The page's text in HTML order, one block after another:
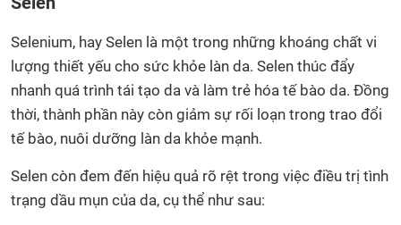
Selenium, hay Selen là một trong những khoáng chất vi
lượng thiết yếu cho sức khỏe làn da. Selen thúc đẩy
nhanh quá trình tái tạo da và làm trẻ hóa tế bào da. Đồng
thời, thành phần này còn giảm sự rối loạn trong trao đổi
tế bào, nuôi dưỡng làn da khỏe mạnh.
Selen còn đem đến hiệu quả rõ rệt trong việc điều trị tình
trạng dầu mụn của da, cụ thể như sau: